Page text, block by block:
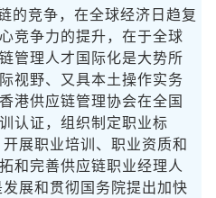
的竞争，在全球经济日趋复
竞争力的提升，在于全球
管理人才国际化是大势所
视野、又具本土操作实务
港供应链管理协会在全国
认证，组织制定职业标
展职业培训、职业资质和
和完善供应链职业经理人
展和贯彻国务院提出加快